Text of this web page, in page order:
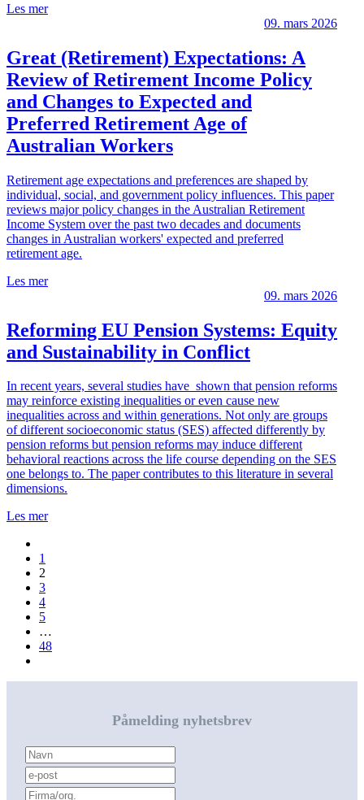
Les mer
09. mars 2026
Great (Retirement) Expectations: A
Review of Retirement Income Policy
and Changes to Expected and
Preferred Retirement Age of
Australian Workers
Retirement age expectations and preferences are shaped by
individual, social, and government policy influences. This paper
reviews major policy changes in the Australian Retirement
Income System over the past two decades and documents
changes in Australian workers' expected and preferred
retirement age.
Les mer
09. mars 2026
Reforming EU Pension Systems: Equity
and Sustainability in Conflict
In recent years, several studies have shown that pension reforms
may reinforce existing inequalities or even cause new
inequalities across and within generations. Not only are groups
of different socioeconomic status (SES) affected differently by
pension reforms but pension reforms may induce different
behavioral reactions across the life course depending on the SES
one belongs to. The paper contributes to this literature in several
dimensions.
Les mer
1
2
3
4
5
…
48
Påmelding nyhetsbrev